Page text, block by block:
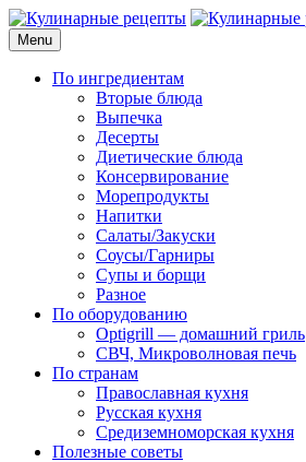
Skip
to
content
Кулинарные рецепты
для домашнего приготовления
Menu
По ингредиентам
Вторые блюда
Выпечка
Десерты
Диетические блюда
Консервирование
Морепродукты
Напитки
Салаты/Закуски
Соусы/Гарниры
Супы и борщи
Разное
По оборудованию
Optigrill — домашний гриль
СВЧ, Микроволновая печь
По странам
Православная кухня
Русская кухня
Средиземноморская кухня
Полезные советы